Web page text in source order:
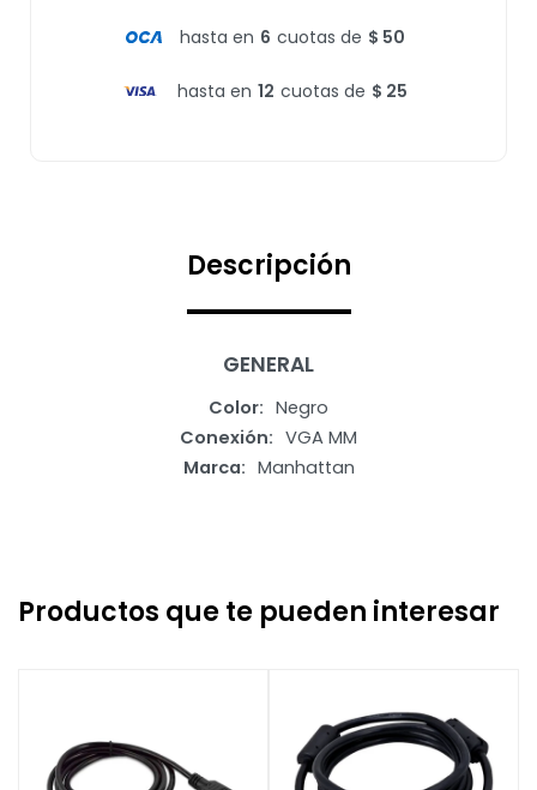
hasta en 6 cuotas de $ 50
hasta en 12 cuotas de $ 25
Descripción
GENERAL
Color
Negro
Conexión
VGA MM
Marca
Manhattan
Productos que te pueden interesar